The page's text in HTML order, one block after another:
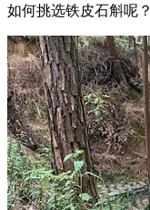
如何挑选铁皮石斛呢？